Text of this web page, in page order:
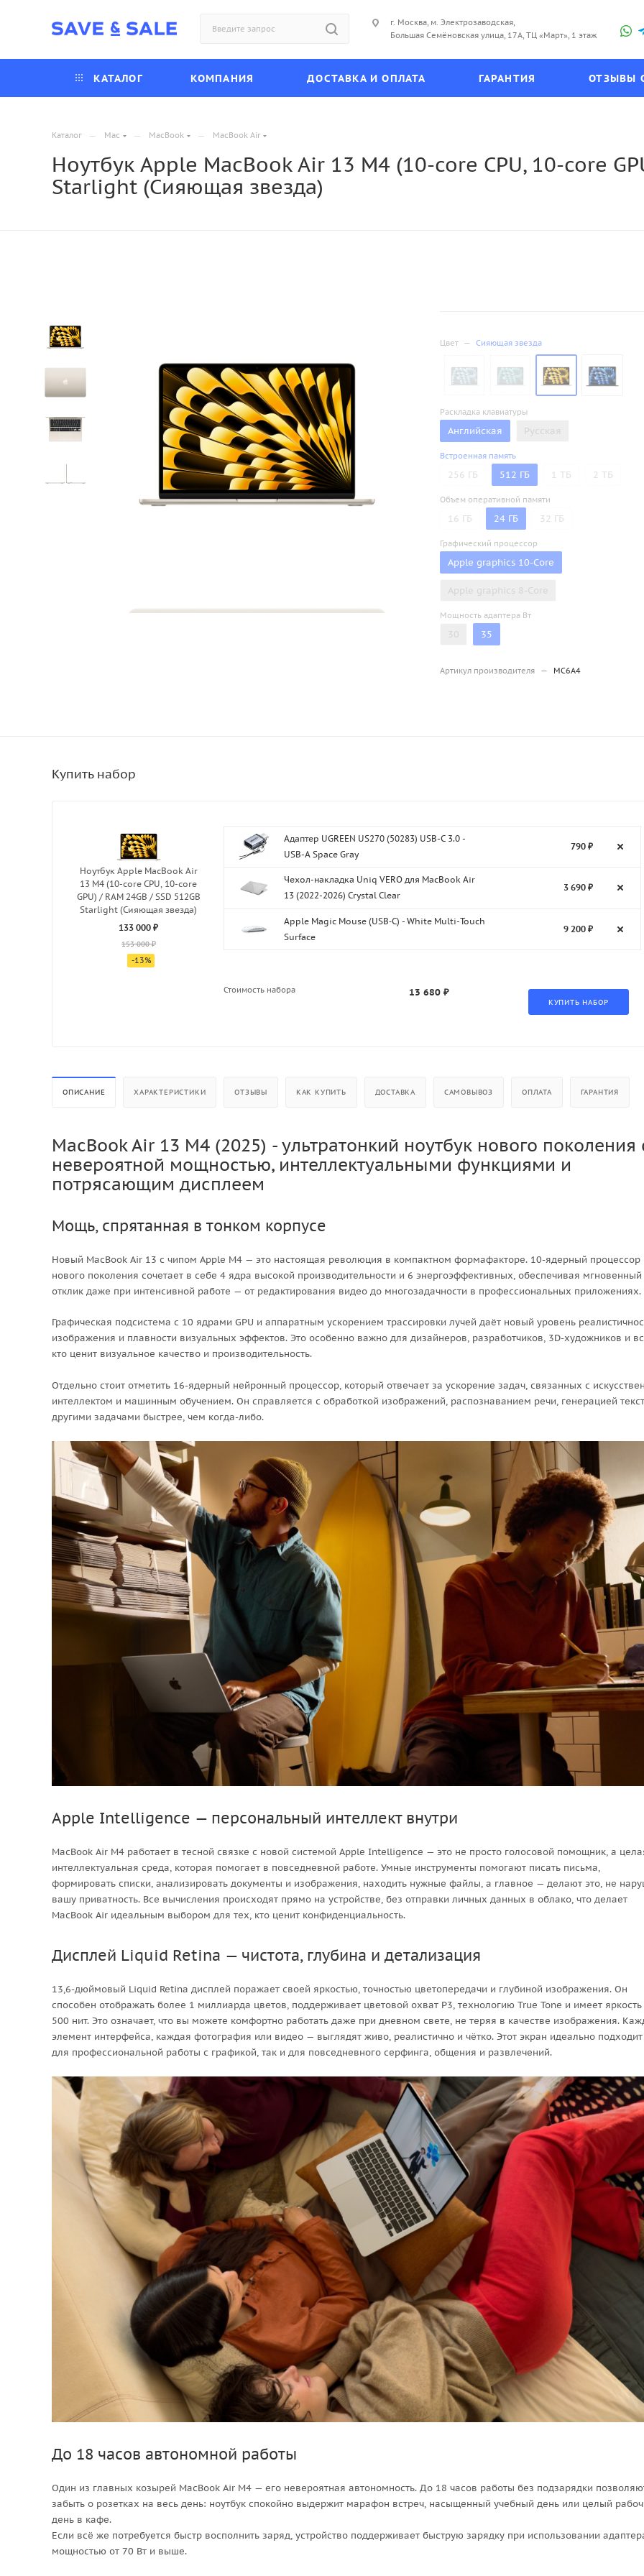
г. Москва, м. Электрозаводская,
Большая Семёновская улица, 17А, ТЦ «Март», 1 этаж
КАТАЛОГ КОМПАНИЯ ДОСТАВКА И ОПЛАТА ГАРАНТИЯ ОТЗЫВЫ
Каталог — Mac — MacBook — MacBook Air
Ноутбук Apple MacBook Air 13 M4 (10-core CPU, 10-core
Starlight (Сияющая звезда)
Цвет — Сияющая звезда
Раскладка клавиатуры
Английская Русская
Встроенная память
256 ГБ 512 ГБ 1 ТБ 2 ТБ
Объем оперативной памяти
16 ГБ 24 ГБ 32 ГБ
Графический процессор
Apple graphics 10-Core
Apple graphics 8-Core
Мощность адаптера Вт
30 35
Артикул производителя — MC6A4
Ноутбук Apple MacBook Air
13 M4 (10-core CPU, 10-core
GPU) / RAM 24GB / SSD 512GB
Starlight (Сияющая звезда)
133 000 ₽
153 000 ₽
-13%
Адаптер UGREEN US270 (50283) USB-C 3.0 -
USB-A Space Gray
790 ₽
Чехол-накладка Uniq VERO для MacBook Air
13 (2022-2026) Crystal Clear
3 690 ₽
Apple Magic Mouse (USB‑C) - White Multi-Touch
Surface
9 200 ₽
Стоимость набора 13 680 ₽
ОПИСАНИЕ ХАРАКТЕРИСТИКИ ОТЗЫВЫ КАК КУПИТЬ ДОСТАВКА САМОВЫВОЗ ОПЛАТА ГАРАНТИЯ
MacBook Air 13 M4 (2025) - ультратонкий ноутбук нового поколения
невероятной мощностью, интеллектуальными функциями и
потрясающим дисплеем
Мощь, спрятанная в тонком корпусе
Новый MacBook Air 13 с чипом Apple M4 — это настоящая революция в компактном формафакторе. 10-ядерный процессор
нового поколения сочетает в себе 4 ядра высокой производительности и 6 энергоэффективных, обеспечивая мгновенный
отклик даже при интенсивной работе — от редактирования видео до многозадачности в профессиональных приложениях.
Графическая подсистема с 10 ядрами GPU и аппаратным ускорением трассировки лучей даёт новый уровень
изображения и плавности визуальных эффектов. Это особенно важно для дизайнеров, разработчиков, 3D-художников и
кто ценит визуальное качество и производительность.
Отдельно стоит отметить 16-ядерный нейронный процессор, который отвечает за ускорение задач, связанных с
интеллектом и машинным обучением. Он справляется с обработкой изображений, распознаванием речи, генерацией
другими задачами быстрее, чем когда-либо.
Apple Intelligence — персональный интеллект внутри
MacBook Air M4 работает в тесной связке с новой системой Apple Intelligence — это не просто голосовой помощник, а
интеллектуальная среда, которая помогает в повседневной работе. Умные инструменты помогают писать письма,
формировать списки, анализировать документы и изображения, находить нужные файлы, а главное — делают это, не
вашу приватность. Все вычисления происходят прямо на устройстве, без отправки личных данных в облако, что делает
MacBook Air идеальным выбором для тех, кто ценит конфиденциальность.
Дисплей Liquid Retina — чистота, глубина и детализация
13,6-дюймовый Liquid Retina дисплей поражает своей яркостью, точностью цветопередачи и глубиной изображения. Он
способен отображать более 1 миллиарда цветов, поддерживает цветовой охват P3, технологию True Tone и имеет
500 нит. Это означает, что вы можете комфортно работать даже при дневном свете, не теряя в качестве изображения.
элемент интерфейса, каждая фотография или видео — выглядят живо, реалистично и чётко. Этот экран идеально подходит
для профессиональной работы с графикой, так и для повседневного серфинга, общения и развлечений.
До 18 часов автономной работы
Один из главных козырей MacBook Air M4 — его невероятная автономность. До 18 часов работы без подзарядки
забыть о розетках на весь день: ноутбук спокойно выдержит марафон встреч, насыщенный учебный день или целый
день в кафе.
Если всё же потребуется быстр восполнить заряд, устройство поддерживает быструю зарядку при использовании
мощностью от 70 Вт и выше.